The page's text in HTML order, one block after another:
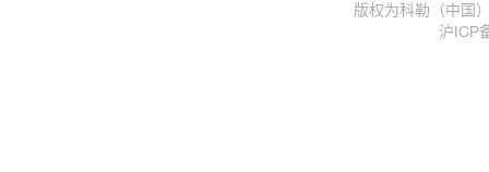
版权为科勒（中国
沪ICP